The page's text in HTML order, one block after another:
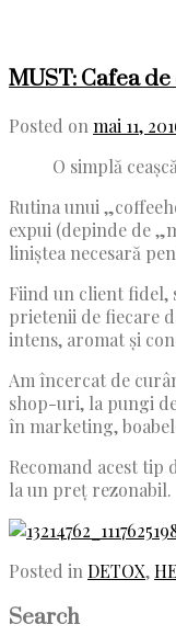
MUST: Cafea
Posted on mai 11,
O simplă
Rutina unui
expui (depinde de
liniștea necesară
Fiind un client fidel,
prietenii de fiecare
intens, aromat și
Am încercat de
shop-uri, la pungi
în marketing,
Recomand acest tip
la un preț rezonabil.
Posted in DETOX,
Search